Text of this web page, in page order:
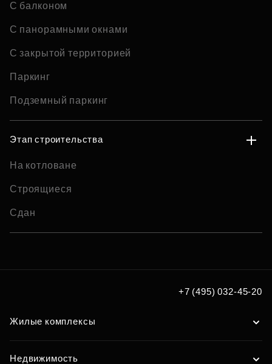
С балконом
С панорамными окнами
С закрытой территорией
Паркинг
Подземный паркинг
Этап строительства
На котловане
Строящиеся
Сдан
+7 (495) 032-45-20
Жилые комплексы
Недвижимость